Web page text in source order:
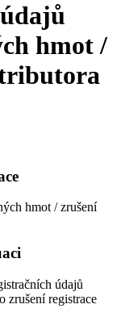
hmot /
hmot / zrušení
údajů
zrušení registrace